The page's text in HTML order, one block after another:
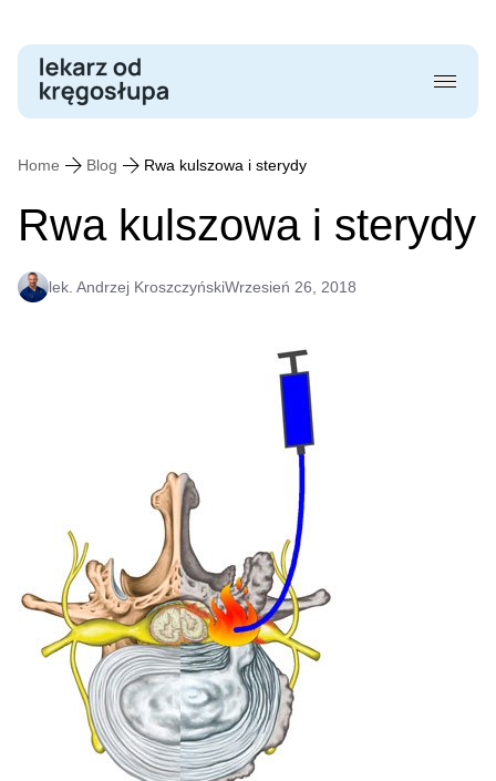
Skip
content
Home Blog Rwa kulszowa i sterydy
Rwa kulszowa i sterydy
lek. Andrzej KroszczyńskiWrzesień 26, 2018